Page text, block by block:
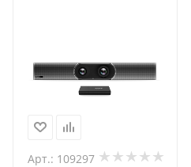
Арт.: 109297